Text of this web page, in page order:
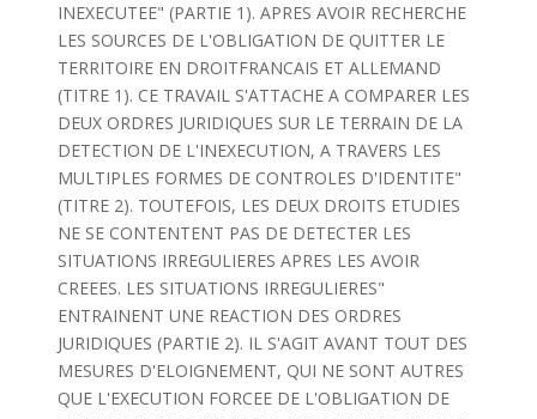
INEXECUTEE" (PARTIE 1). APRES AVOIR RECHERCHE
LES SOURCES DE L'OBLIGATION DE QUITTER LE
TERRITOIRE EN DROITFRANCAIS ET ALLEMAND
(TITRE 1). CE TRAVAIL S'ATTACHE A COMPARER LES
DEUX ORDRES JURIDIQUES SUR LE TERRAIN DE LA
DETECTION DE L'INEXECUTION, A TRAVERS LES
MULTIPLES FORMES DE CONTROLES D'IDENTITE"
(TITRE 2). TOUTEFOIS, LES DEUX DROITS ETUDIES
NE SE CONTENTENT PAS DE DETECTER LES
SITUATIONS IRREGULIERES APRES LES AVOIR
CREEES. LES SITUATIONS IRREGULIERES"
ENTRAINENT UNE REACTION DES ORDRES
JURIDIQUES (PARTIE 2). IL S'AGIT AVANT TOUT DES
MESURES D'ELOIGNEMENT, QUI NE SONT AUTRES
QUE L'EXECUTION FORCEE DE L'OBLIGATION DE